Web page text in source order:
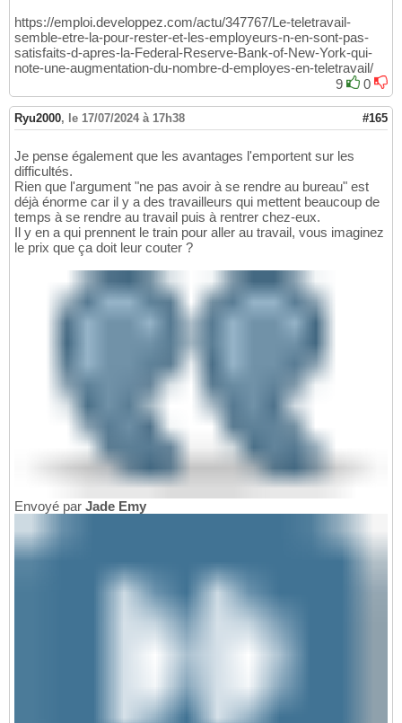
https://emploi.developpez.com/actu/347767/Le-teletravail-
semble-etre-la-pour-rester-et-les-employeurs-n-en-sont-pas-
satisfaits-d-apres-la-Federal-Reserve-Bank-of-New-York-qui-
note-une-augmentation-du-nombre-d-employes-en-teletravail/
9
0
Ryu2000, le 17/07/2024 à 17h38 #165
Je pense également que les avantages l'emportent sur les
difficultés.
Rien que l'argument "ne pas avoir à se rendre au bureau" est
déjà énorme car il y a des travailleurs qui mettent beaucoup de
temps à se rendre au travail puis à rentrer chez-eux.
Il y en a qui prennent le train pour aller au travail, vous imaginez
le prix que ça doit leur couter ?
Envoyé par Jade Emy